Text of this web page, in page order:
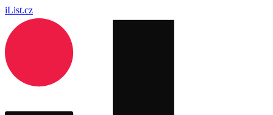
iList.cz